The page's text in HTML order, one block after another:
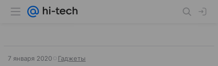
7 января 2020 Гаджеты